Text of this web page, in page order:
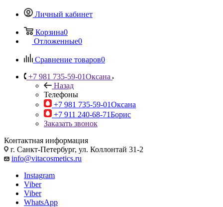
Личный кабинет
Корзина0
Отложенные0
Сравнение товаров0
+7 981 735-59-01Оксана
Назад
Телефоны
+7 981 735-59-01Оксана
+7 911 240-68-71Борис
Заказать звонок
Контактная информация
г. Санкт-Петербург, ул. Коллонтай 31-2
info@vitacosmetics.ru
Instagram
Viber
Viber
WhatsApp